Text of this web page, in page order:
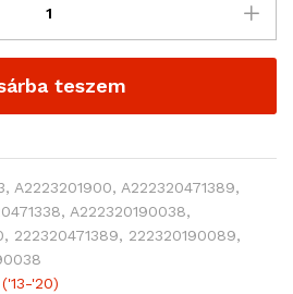
teszem
A2223201900, A222320471389,
A222320190038,
222320471389, 222320190089,
'20)